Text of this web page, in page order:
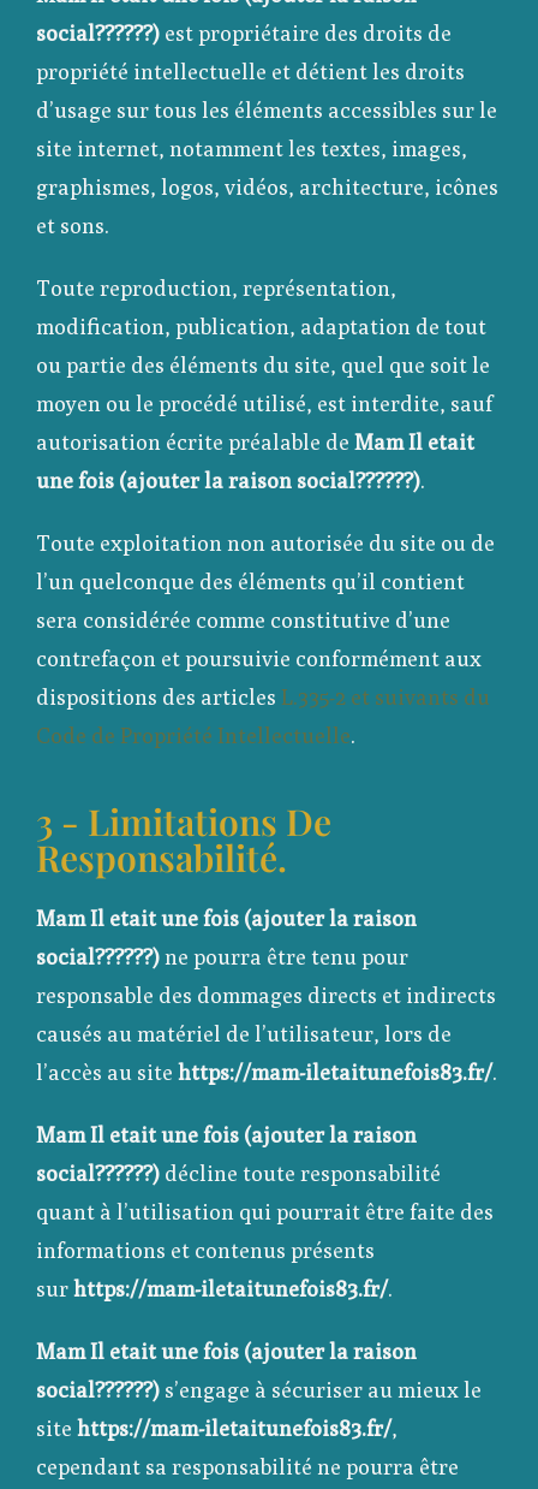
social??????) est propriétaire des droits de
propriété intellectuelle et détient les droits
d’usage sur tous les éléments accessibles sur le
site internet, notamment les textes, images,
graphismes, logos, vidéos, architecture, icônes
et sons.
Toute reproduction, représentation,
modification, publication, adaptation de tout
ou partie des éléments du site, quel que soit le
moyen ou le procédé utilisé, est interdite, sauf
autorisation écrite préalable de Mam Il etait
une fois (ajouter la raison social??????).
Toute exploitation non autorisée du site ou de
l’un quelconque des éléments qu’il contient
sera considérée comme constitutive d’une
contrefaçon et poursuivie conformément aux
dispositions des articles L.335-2 et suivants du
Code de Propriété Intellectuelle.
3 - Limitations De
Responsabilité.
Mam Il etait une fois (ajouter la raison
social??????)ne pourra être tenu pour
responsable des dommages directs et indirects
causés au matériel de l’utilisateur, lors de
l’accès au site https://mam-iletaitunefois83.fr/.
Mam Il etait une fois (ajouter la raison
social??????) décline toute responsabilité
quant à l’utilisation qui pourrait être faite des
informations et contenus présents
surhttps://mam-iletaitunefois83.fr/.
Mam Il etait une fois (ajouter la raison
social??????) s’engage à sécuriser au mieux le
site https://mam-iletaitunefois83.fr/,
cependant sa responsabilité ne pourra être